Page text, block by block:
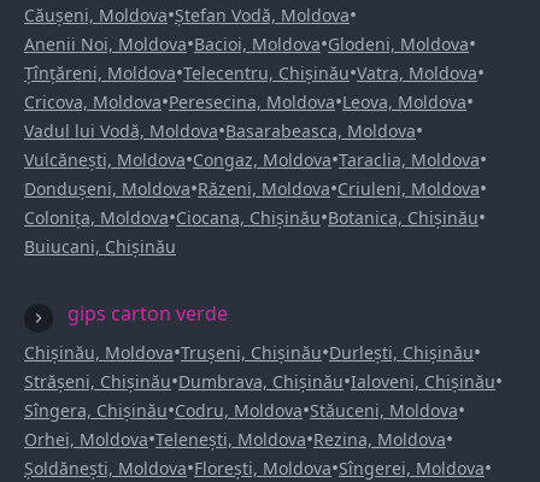
Căușeni, Moldova•Ștefan Vodă, Moldova•
Anenii Noi, Moldova•Bacioi, Moldova•Glodeni, Moldova•
Țînțăreni, Moldova•Telecentru, Chișinău•Vatra, Moldova•
Cricova, Moldova•Peresecina, Moldova•Leova, Moldova•
Vadul lui Vodă, Moldova•Basarabeasca, Moldova•
Vulcănești, Moldova•Congaz, Moldova•Taraclia, Moldova•
Dondușeni, Moldova•Răzeni, Moldova•Criuleni, Moldova•
Colonița, Moldova•Ciocana, Chișinău•Botanica, Chișinău•
Buiucani, Chișinău
gips carton verde
Chișinău, Moldova•Trușeni, Chișinău•Durlești, Chișinău•
Strășeni, Chișinău•Dumbrava, Chișinău•Ialoveni, Chișinău•
Sîngera, Chișinău•Codru, Moldova•Stăuceni, Moldova•
Orhei, Moldova•Telenești, Moldova•Rezina, Moldova•
Șoldănești, Moldova•Florești, Moldova•Sîngerei, Moldova•